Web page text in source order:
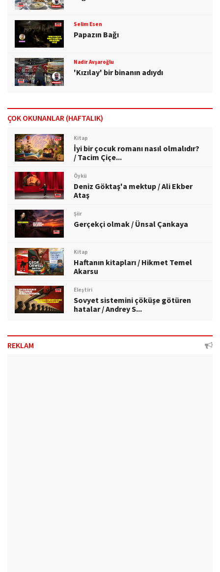
Selim Esen
Papazın Bağı
Nadir Avşaroğlu
'Kızılay' bir binanın adıydı
ÇOK OKUNANLAR (HAFTALIK)
Kitap
İyi bir çocuk romanı nasıl olmalıdır?
/ Tacim Çiçe...
Öykü
Deniz Göktaş'a mektup / Ali Ekber
Ataş
Şiir
Gerçekçi olmak / Ünsal Çankaya
Kitap
Haftanın kitapları / Hikmet Temel
Akarsu
Eleştiri
Sovyet sistemini çöküşe götüren
hatalar / Andrey S...
REKLAM